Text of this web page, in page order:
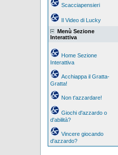
Scacciapensieri
Il Video di Lucky
Menù Sezione
Interattiva
Home Sezione
Interattiva
Acchiappa il Gratta-
Gratta!
Non t'azzardare!
Giochi d'azzardo o
d'abilità?
Vincere giocando
d'azzardo?